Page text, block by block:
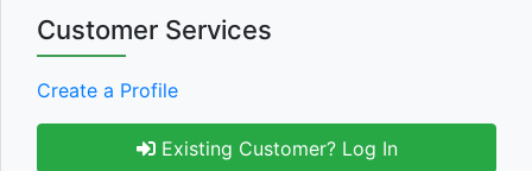
Customer Services
Create a Profile
Existing Customer? Log In